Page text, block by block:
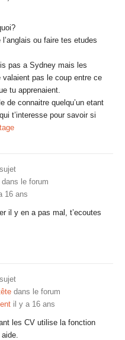
ou faire tes etudes
pas a Sydney mais les
valaient pas le coup entre ce
tu apprenaient.
de connaitre quelqu’un etant
t’interesse pour savoir si
dans le forum
16 ans
il y en a pas mal, t’ecoutes
dans le forum
il y a 16 ans
les CV utilise la fonction